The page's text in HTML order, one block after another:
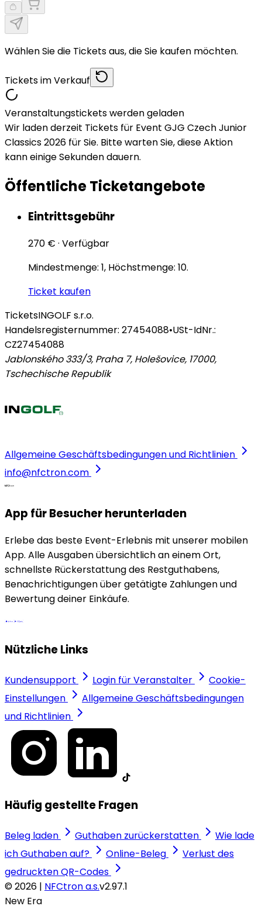
Wählen Sie die Tickets aus, die Sie kaufen möchten.
Tickets im Verkauf
Veranstaltungstickets werden geladen
Wir laden derzeit Tickets für Event GJG Czech Junior
Classics 2026 für Sie. Bitte warten Sie, diese Aktion
kann einige Sekunden dauern.
Öffentliche Ticketangebote
Eintrittsgebühr
270 € · Verfügbar
Mindestmenge: 1, Höchstmenge: 10.
Ticket kaufen
TicketsINGOLF s.r.o.
Handelsregisternummer: 27454088•USt-IdNr.:
CZ27454088
Jablonského 333/3, Praha 7, Holešovice, 17000,
Tschechische Republik
Allgemeine Geschäftsbedingungen und Richtlinien
info@nfctron.com
App für Besucher herunterladen
Erlebe das beste Event-Erlebnis mit unserer mobilen
App. Alle Ausgaben übersichtlich an einem Ort,
schnellste Rückerstattung des Restguthabens,
Benachrichtigungen über getätigte Zahlungen und
Bewertung deiner Einkäufe.
Nützliche Links
Kundensupport Login für Veranstalter
Cookie-
Einstellungen
Allgemeine Geschäftsbedingungen
und Richtlinien
Häufig gestellte Fragen
Beleg laden Guthaben zurückerstatten
Wie lade
ich Guthaben auf?
Online-Beleg
Verlust des
gedruckten QR-Codes
© 2026 | NFCtron a.s.v2.97.1
New Era